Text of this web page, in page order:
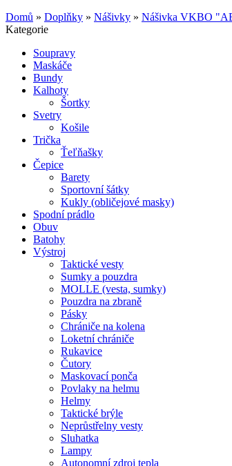
Domů » Doplňky » Nášivky » Nášivka VKBO
Kategorie
Soupravy
Maskáče
Bundy
Kalhoty
Šortky
Svetry
Košile
Trička
Ťeľňašky
Čepice
Barety
Sportovní šátky
Kukly (obličejové masky)
Spodní prádlo
Obuv
Batohy
Výstroj
Taktické vesty
Sumky a pouzdra
MOLLE (vesta, sumky)
Pouzdra na zbraně
Pásky
Chrániče na kolena
Loketní chrániče
Rukavice
Čutory
Maskovací ponča
Povlaky na helmu
Helmy
Taktické brýle
Neprůstřelny vesty
Sluhatka
Lampy
Autonomní zdroj tepla